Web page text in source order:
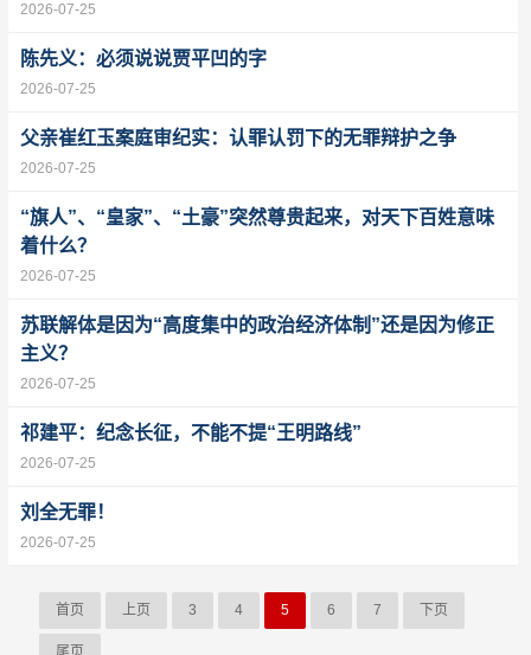
2026-07-25
陈先义：必须说说贾平凹的字
2026-07-25
父亲崔红玉案庭审纪实：认罪认罚下的无罪辩护之争
2026-07-25
“旗人”、“皇家”、“土豪”突然尊贵起来，对天下百姓意味
着什么？
2026-07-25
苏联解体是因为“高度集中的政治经济体制”还是因为修正
主义？
2026-07-25
祁建平：纪念长征，不能不提“王明路线”
2026-07-25
刘全无罪！
2026-07-25
首页 上页 3 4 5 6 7 下页
尾页